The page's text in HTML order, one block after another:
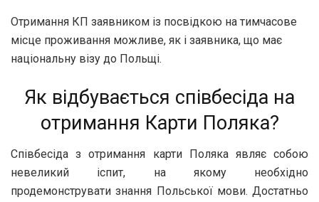
Отримання КП заявником із посвідкою на тимчасове
місце проживання можливе, як і заявника, що має
національну візу до Польщі.
Як відбувається співбесіда на
отримання Карти Поляка?
Співбесіда з отримання карти Поляка являє собою
невеликий іспит, на якому необхідно
продемонструвати знання Польської мови. Достатньо